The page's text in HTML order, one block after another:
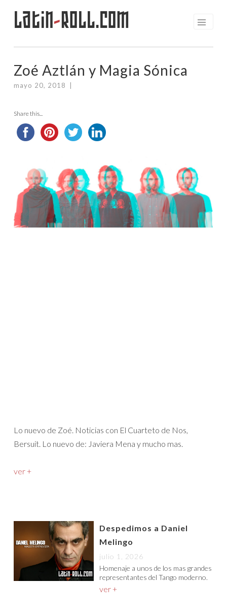
Saltar
Latin-Roll.com
Zoé Aztlán y Magia Sónica
mayo 20, 2018
Share this...
Lo nuevo de Zoé. Noticias con El Cuarteto de Nos,
Bersuit. Lo nuevo de: Javiera Mena y mucho mas.
ver +
Despedimos a Daniel
Melingo
julio 1, 2026
Homenaje a unos de los mas grandes
representantes del Tango moderno.
ver +